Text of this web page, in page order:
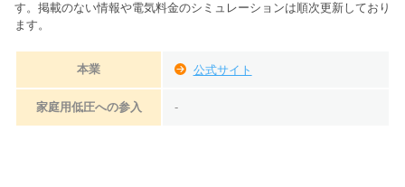
す。掲載のない情報や電気料金のシミュレーションは順次更新しており
ます。
本業 公式サイト
家庭用低圧への参入 -